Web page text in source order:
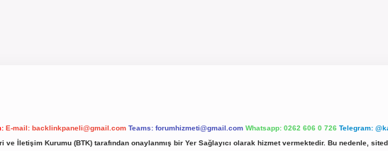
E-mail: backlinkpaneli@gmail.com Teams: forumhizmeti@gmail.com Whatsapp: 0262 606 0 726 Telegram:
İletişim Kurumu (BTK) tarafından onaylanmış bir Yer Sağlayıcı olarak hizmet vermektedir. Bu nedenle,